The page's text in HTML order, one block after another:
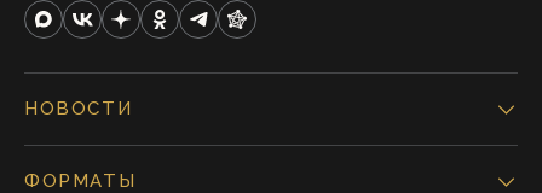
НОВОСТИ
ФОРМАТЫ